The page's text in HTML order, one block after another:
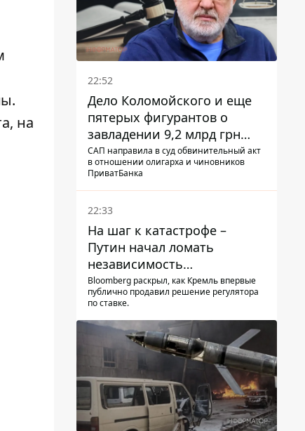
на
22:52
Дело Коломойского и еще
пятерых фигурантов о
завладении 9,2 млрд грн
ПриватБанка направили в
суд
САП направила в суд обвинительный акт
в отношении олигарха и чиновников
ПриватБанка
22:33
На шаг к катастрофе –
Путин начал ломать
независимость
собственного Центробанка,
заставив снизить базовую
Bloomberg раскрыл, как Кремль впервые
публично продавил решение регулятора
по ставке.